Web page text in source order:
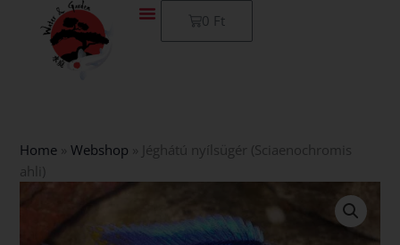
0 Ft
Kosár
Home »Webshop
Jéghátú nyílsügér (Sciaenochromis
ahli)